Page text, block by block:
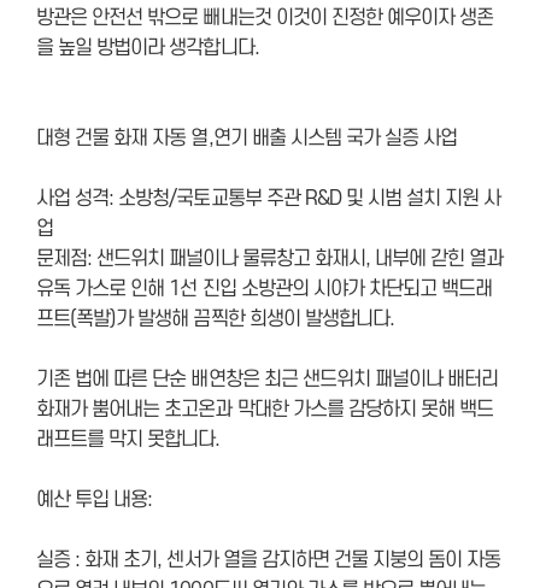
방관은 안전선 밖으로 빼내는것 이것이 진정한 예우이자 생존
을 높일 방법이라 생각합니다.
대형 건물 화재 자동 열,연기 배출 시스템 국가 실증 사업
사업 성격: 소방청/국토교통부 주관 R&D 및 시범 설치 지원 사
업
문제점: 샌드위치 패널이나 물류창고 화재시, 내부에 갇힌 열과
유독 가스로 인해 1선 진입 소방관의 시야가 차단되고 백드래
프트(폭발)가 발생해 끔찍한 희생이 발생합니다.
기존 법에 따른 단순 배연창은 최근 샌드위치 패널이나 배터리
화재가 뿜어내는 초고온과 막대한 가스를 감당하지 못해 백드
래프트를 막지 못합니다.
예산 투입 내용:
실증 : 화재 초기, 센서가 열을 감지하면 건물 지붕의 돔이 자동